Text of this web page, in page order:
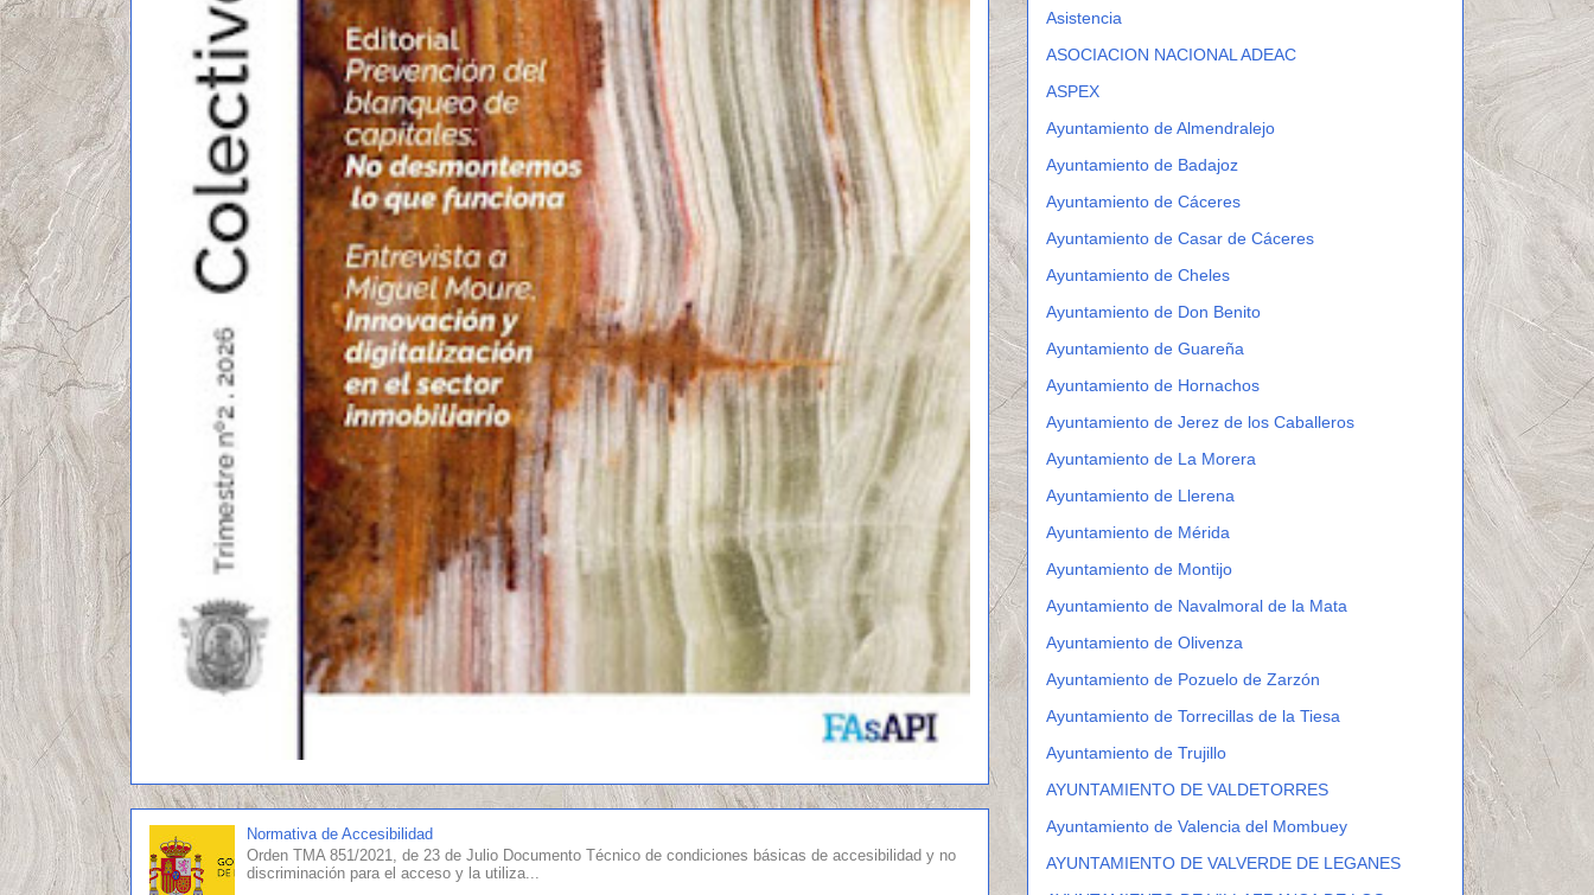
Normativa de Accesibilidad
Orden TMA 851/2021, de 23 de Julio Documento Técnico de condiciones básicas de accesibilidad y no
discriminación para el acceso y la utiliza...
Asistencia
ASOCIACION NACIONAL ADEAC
ASPEX
Ayuntamiento de Almendralejo
Ayuntamiento de Badajoz
Ayuntamiento de Cáceres
Ayuntamiento de Casar de Cáceres
Ayuntamiento de Cheles
Ayuntamiento de Don Benito
Ayuntamiento de Guareña
Ayuntamiento de Hornachos
Ayuntamiento de Jerez de los Caballeros
Ayuntamiento de La Morera
Ayuntamiento de Llerena
Ayuntamiento de Mérida
Ayuntamiento de Montijo
Ayuntamiento de Navalmoral de la Mata
Ayuntamiento de Olivenza
Ayuntamiento de Pozuelo de Zarzón
Ayuntamiento de Torrecillas de la Tiesa
Ayuntamiento de Trujillo
AYUNTAMIENTO DE VALDETORRES
Ayuntamiento de Valencia del Mombuey
AYUNTAMIENTO DE VALVERDE DE LEGANES